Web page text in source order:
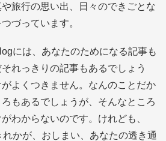
旅行の思い出、日々のできごとな
づっています。
には、あなたのためになる記事も
れっきりの記事もあるでしょう
よくつきません。なんのことだか
もあるでしょうが、そんなところ
わからないのです。けれども、
かが、おしまい、あなたの透き通